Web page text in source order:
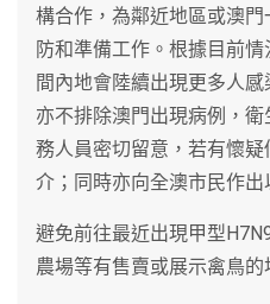
構合作，為鄰近地區或澳
防和準備工作。根據目前
間內地會陸續出現更多人感
亦不排除澳門出現病例，
務人員密切留意，若有懷
介；同時亦向全澳市民作出
避免前往最近出現甲型
農場等有售賣或展示禽鳥的